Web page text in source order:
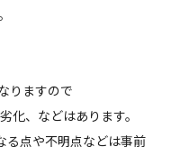
りますので
化、などはあります。
る点や不明点などは事前